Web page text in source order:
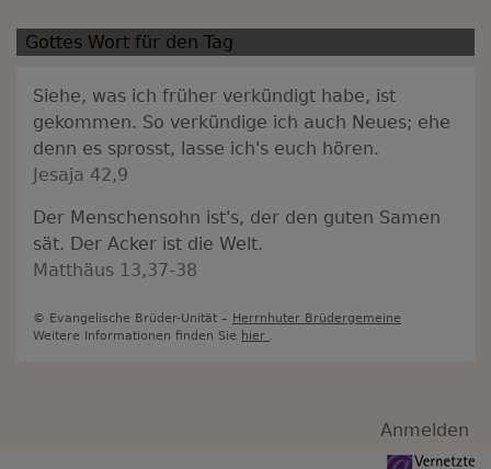
Gottes Wort für den Tag
Siehe, was ich früher verkündigt habe, ist
gekommen. So verkündige ich auch Neues; ehe
denn es sprosst, lasse ich's euch hören.
Jesaja 42,9
Der Menschensohn ist's, der den guten Samen
sät. Der Acker ist die Welt.
Matthäus 13,37-38
© Evangelische Brüder-Unität – Herrnhuter Brüdergemeine
Weitere Informationen finden Sie hier .
Anmelden